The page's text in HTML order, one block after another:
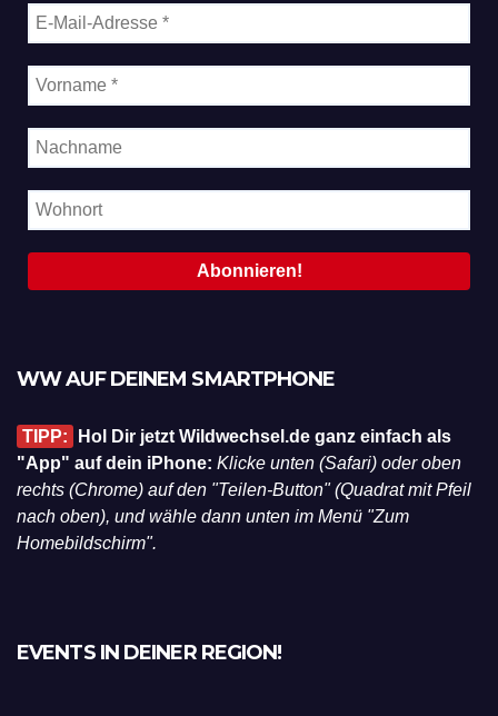
WW AUF DEINEM SMARTPHONE
TIPP:
Hol Dir jetzt Wildwechsel.de ganz einfach als
"App" auf dein iPhone: Klicke unten (Safari) oder oben
rechts (Chrome) auf den "Teilen-Button" (Quadrat mit Pfeil
nach oben), und wähle dann unten im Menü "Zum
Homebildschirm".
EVENTS IN DEINER REGION!